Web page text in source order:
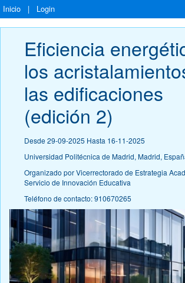
Inicio | Login
Eficiencia
los
las edificaciones
(edición 2)
Desde 29-09-2025 Hasta 16-11-2025
Universidad Politécnica de Madrid, Madrid,
Organizado por Vicerrectorado de Estrategia
Servicio de Innovación Educativa
Teléfono de contacto: 910670265